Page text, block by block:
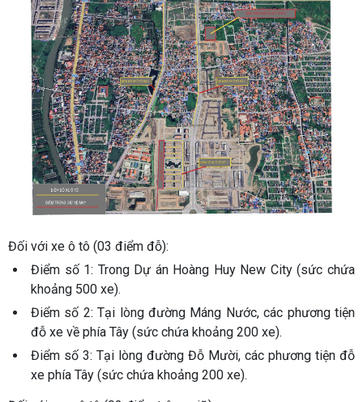
Đối với xe ô tô (03 điểm đỗ):
Điểm số 1: Trong Dự án Hoàng Huy New City (sức chứa
khoảng 500 xe).
Điểm số 2: Tại lòng đường Máng Nước, các phương tiện
đỗ xe về phía Tây (sức chứa khoảng 200 xe).
Điểm số 3: Tại lòng đường Đỗ Mười, các phương tiện đỗ
xe phía Tây (sức chứa khoảng 200 xe).